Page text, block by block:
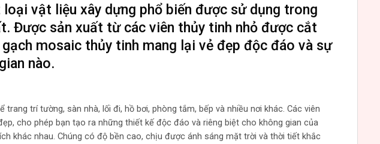
loại vật liệu xây dựng phổ biến được sử dụng trong
Được sản xuất từ các viên thủy tinh nhỏ được cắt
mosaic thủy tinh mang lại vẻ đẹp độc đáo và sự
nào.
trí tường, sàn nhà, lối đi, hồ bơi, phòng tắm, bếp và nhiều nơi khác. Các viên
cho phép bạn tạo ra những thiết kế độc đáo và riêng biệt cho không gian của
khác nhau. Chúng có độ bền cao, chịu được ánh sáng mặt trời và thời tiết khắc